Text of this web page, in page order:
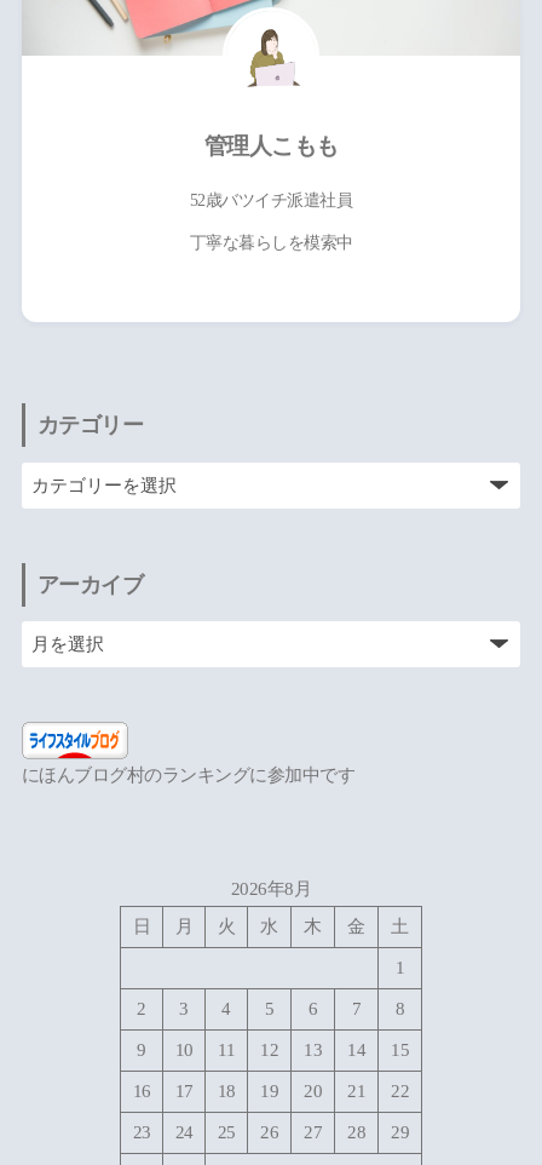
管理人こもも
52歳バツイチ派遣社員
丁寧な暮らしを模索中
カテゴリー
アーカイブ
にほんブログ村のランキングに参加中です
2026年8月
日
月 火 水 木 金 土
1
2 3 4 5 6 7 8
9 10 11 12 13 14 15
16 17 18 19 20 21 22
23 24 25 26 27 28 29